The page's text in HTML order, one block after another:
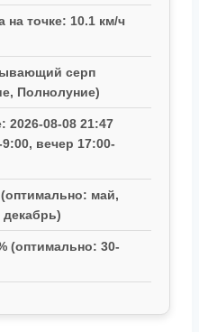
на точке: 10.1 км/ч
серп
Полнолуние)
2026-08-08 21:47
вечер 17:00-
май,
(оптимально: 30-